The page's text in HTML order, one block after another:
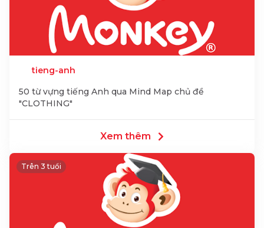
tieng-anh
50 từ vựng tiếng Anh qua Mind Map chủ đề
"CLOTHING"
Xem thêm
Trên 3 tuổi